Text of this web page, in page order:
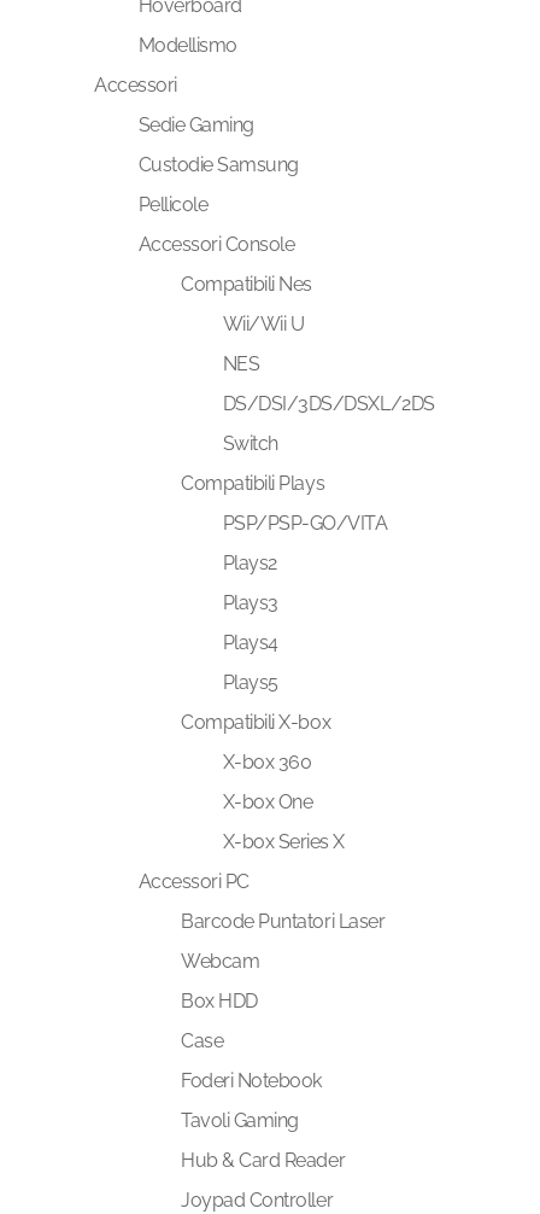
Hoverboard
Modellismo
Accessori
Sedie Gaming
Custodie Samsung
Pellicole
Accessori Console
Compatibili Nes
Wii/Wii U
NES
DS/DSI/3DS/DSXL/2DS
Switch
Compatibili Plays
PSP/PSP-GO/VITA
Plays2
Plays3
Plays4
Plays5
Compatibili X-box
X-box 360
X-box One
X-box Series X
Accessori PC
Barcode Puntatori Laser
Webcam
Box HDD
Case
Foderi Notebook
Tavoli Gaming
Hub & Card Reader
Joypad Controller